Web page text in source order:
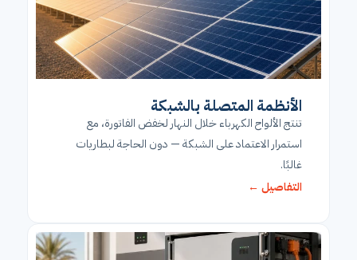
الأنظمة المتصلة بالشبكة
تنتج الألواح الكهرباء خلال النهار لخفض الفاتورة، مع
استمرار الاعتماد على الشبكة — دون الحاجة لبطاريات
غالبًا.
التفاصيل ←